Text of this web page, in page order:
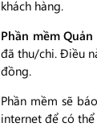
khách hàng.
Phần mềm
đã thu/chi. Điều
đồng.
Phần mềm sẽ
internet để có